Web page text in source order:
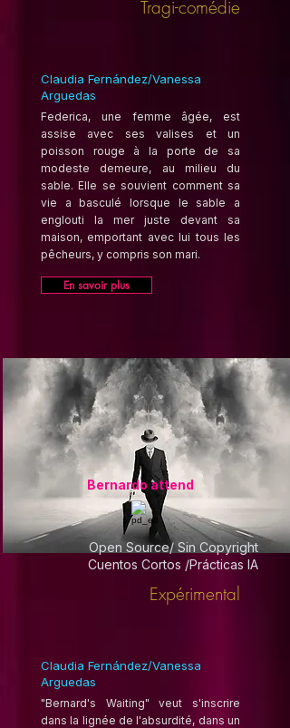
Tragi-comédie
Claudia Fernández/Vanessa
Arguedas
Federica, une femme âgée, est
assise avec ses valises et un
poisson rouge à la porte de sa
modeste demeure, au milieu du
sable. Elle se souvient comment sa
vie a basculé lorsque le sable a
englouti la mer juste devant sa
maison, emportant avec lui tous les
pêcheurs, y compris son mari.
En savoir plus
Bernardo attend
Open Source/ Sin Copyright
Cuentos Cortos /Prácticas IA
Expérimental
Claudia Fernández/Vanessa
Arguedas
"Bernard's Waiting" veut s'inscrire
dans la lignée de l'absurdité, dans un